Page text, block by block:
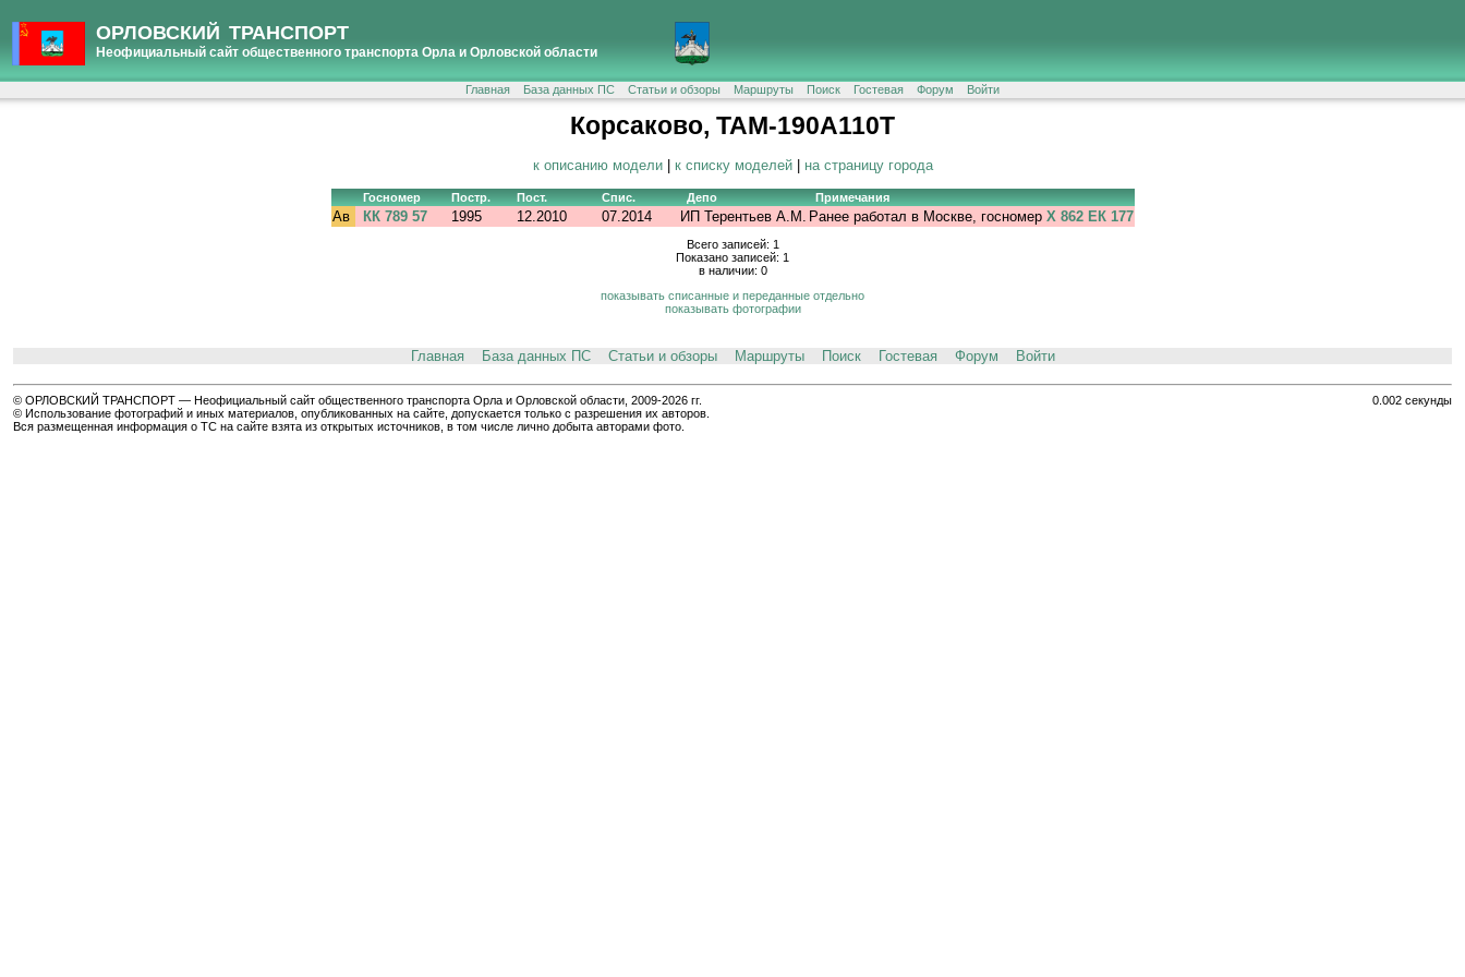
ОРЛОВСКИЙ ТРАНСПОРТ
Неофициальный сайт общественного транспорта Орла и Орловской области
Главная База данных ПС Статьи и обзоры Маршруты Поиск Гостевая Форум Войти
Корсаково, TAM-190A110T
к описанию модели| к списку моделей| на страницу города
Госномер Постр. Пост. Спис. Депо Примечания
Ав КК 789 57 1995 12.2010 07.2014 ИП Терентьев А.М. Ранее работал в Москве, госномер Х 862 ЕК 177
Всего записей: 1
Показано записей: 1
в наличии: 0
показывать списанные и переданные отдельно
показывать фотографии
Главная База данных ПС Статьи и обзоры Маршруты Поиск Гостевая Форум Войти
0.002 секунды
© ОРЛОВСКИЙ ТРАНСПОРТ — Неофициальный сайт общественного транспорта Орла и Орловской области, 2009-2026 гг.
© Использование фотографий и иных материалов, опубликованных на сайте, допускается только с разрешения их авторов.
Вся размещенная информация о ТС на сайте взята из открытых источников, в том числе лично добыта авторами фото.